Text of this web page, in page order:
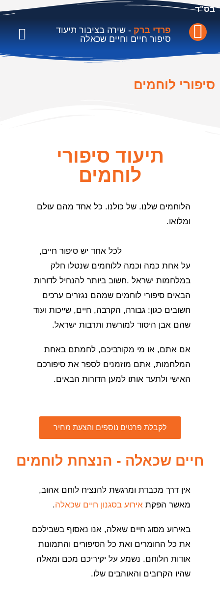
בס"ד
פרדי ברק - שירה בציבור תיעוד
סיפור חיים וחיים שכאלה
סיפורי לוחמים
תיעוד סיפורי
לוחמים
הלוחמים שלנו. של כולנו. כל אחד מהם עולם
ומלואו.
לכל אחד יש סיפור חיים,
על אחת כמה וכמה ללוחמים שנטלו חלק
במלחמות ישראל .חשוב ביותר להנחיל לדורות
הבאים סיפורי לוחמים שמהם נגזרים ערכים
חשובים כגון: גבורה, הקרבה, חיים, שייכות ועוד
שהם אבן היסוד למורשת ותרבות ישראל.
אם אתם, או מי מקורביכם, לחמתם באחת
המלחמות, אתם מוזמנים לספר את סיפורכם
האישי ולתעד אותו למען הדורות הבאים.
לקבלת פרטים נוספים והצעת מחיר
חיים שכאלה - הנצחת לוחמים
אין דרך מכבדת ומרגשת להנציח לוחם אהוב,
מאשר הפקת אירוע בסגנון חיים שכאלה.
באירוע מסוג חיים שאלה, אנו נאסוף בשבילכם
את כל החומרים ואת כל הסיפורים והתמונות
אודות הלוחם. נשמע על יקיריכם מכם ומאלה
שהיו הקרובים והאוהבים שלו.